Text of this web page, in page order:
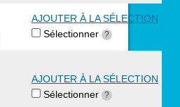
AJOUTER À LA SÉLECTION
Sélectionner ?
AJOUTER À LA SÉLECTION
Sélectionner ?